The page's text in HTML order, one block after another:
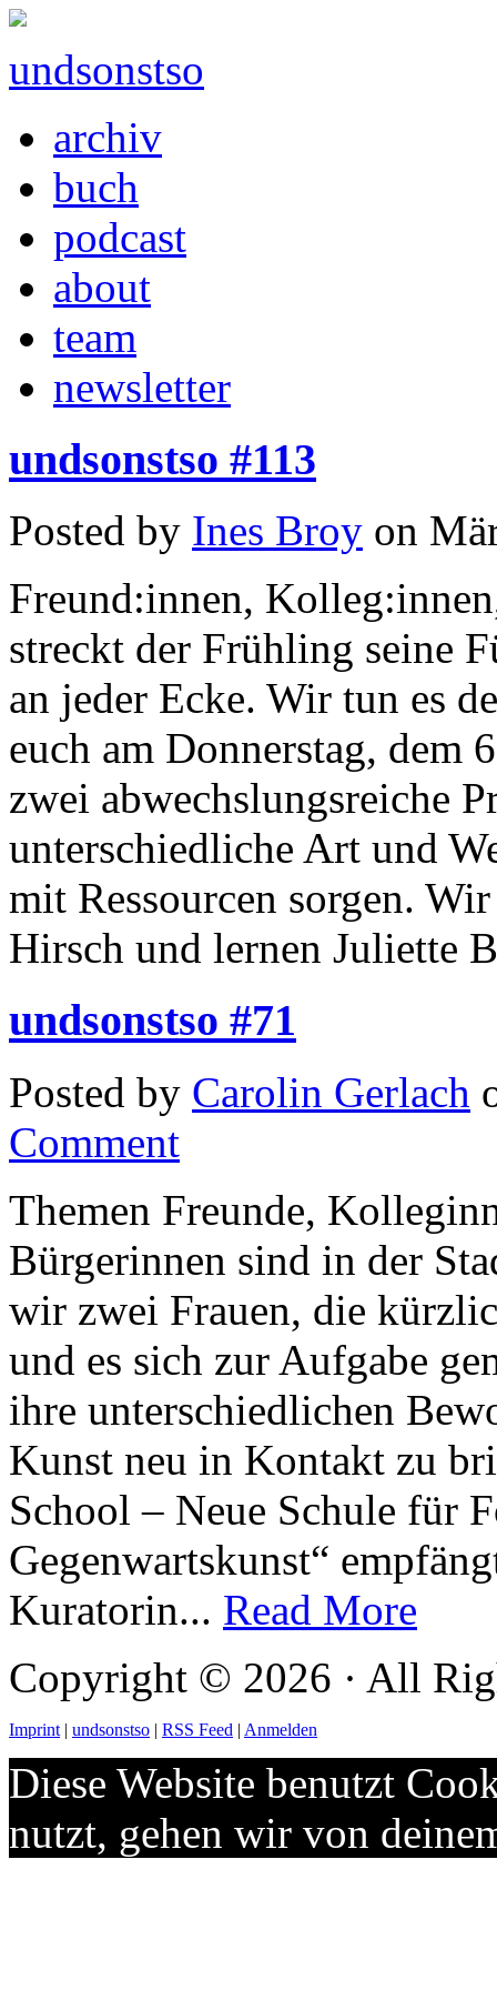
undsonstso
archiv
buch
podcast
about
team
newsletter
undsonstso #113
Posted by Ines Broy on
Freund:innen,
streckt der Frühling seine
an jeder Ecke. Wir tun es
euch am Donnerstag,
zwei abwechslungsreiche
unterschiedliche Art und
mit Ressourcen sorgen.
Hirsch und lernen Juliette
undsonstso #71
Posted by Carolin Gerlach
Comment
Themen Freunde,
Bürgerinnen sind in der
wir zwei Frauen, die
und es sich zur Aufgabe
ihre unterschiedlichen
Kunst neu in Kontakt zu
School – Neue Schule für
Gegenwartskunst“
Kuratorin... Read More
Copyright © 2026 · All
Imprint | undsonstso | RSS Feed | Anmelden
Diese Website benutzt
nutzt, gehen wir von